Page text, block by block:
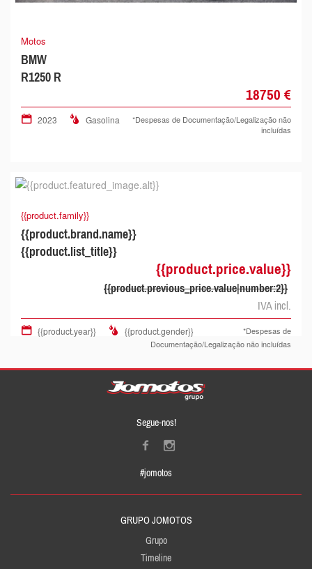
Motos
BMW
R1250 R
18750 €
2023 Gasolina
*Despesas de Documentação/Legalização não
incluídas
{{product.family}}
{{product.brand.name}}
{{product.list_title}}
{{product.price.value}}
{{product.previous_price.value|number:2}}
IVA incl.
{{product.year}} {{product.gender}}
*Despesas de
Documentação/Legalização não incluídas
Segue-nos!
#jomotos
GRUPO JOMOTOS
Grupo
Timeline